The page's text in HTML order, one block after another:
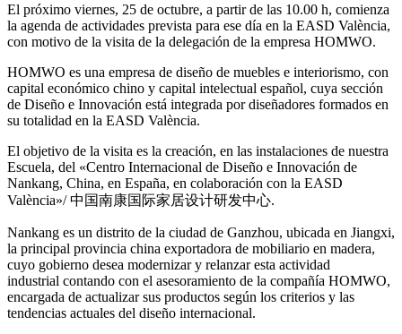
El próximo viernes, 25 de octubre, a partir de las 10.00 h, comienza
la agenda de actividades prevista para ese día en la EASD València,
con motivo de la visita de la delegación de la empresa HOMWO.
HOMWO es una empresa de diseño de muebles e interiorismo, con
capital económico chino y capital intelectual español, cuya sección
de Diseño e Innovación está integrada por diseñadores formados en
su totalidad en la EASD València.
El objetivo de la visita es la creación, en las instalaciones de nuestra
Escuela, del «Centro Internacional de Diseño e Innovación de
Nankang, China, en España, en colaboración con la EASD
València»/ 中国南康国际家居设计研发中心.
Nankang es un distrito de la ciudad de Ganzhou, ubicada en Jiangxi,
la principal provincia china exportadora de mobiliario en madera,
cuyo gobierno desea modernizar y relanzar esta actividad
industrial contando con el asesoramiento de la compañía HOMWO,
encargada de actualizar sus productos según los criterios y las
tendencias actuales del diseño internacional.